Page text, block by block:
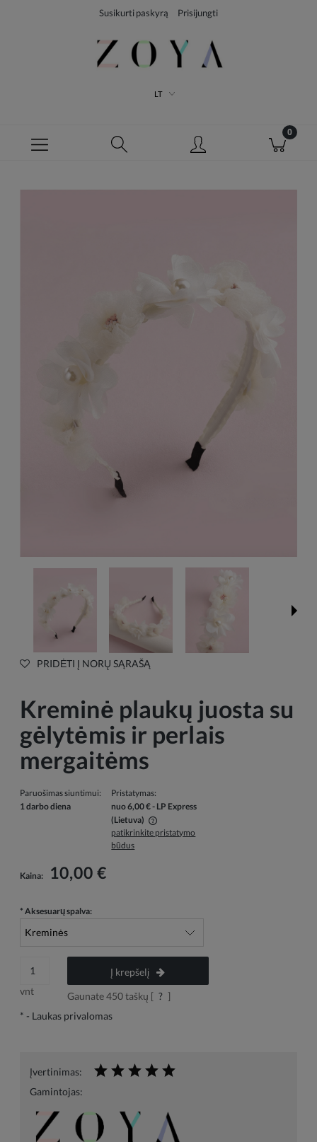
Susikurti paskyrą Prisijungti
LT
PRIDĖTI Į NORŲ SĄRAŠĄ
Kreminė plaukų juosta su
gėlytėmis ir perlais
mergaitėms
Paruošimas siuntimui:
1 darbo diena
Pristatymas:
nuo 6,00 €- LP Express
(Lietuva)
Į kainą neįskaičiuotos galimos mokėjimo išlaidos
patikrinkite pristatymo
būdus
Kaina: 10,00 €
* Aksesuarų spalva:
vnt
Į krepšelį
Gaunate450taškų [ ? ]
* - Laukas privalomas
Įvertinimas:
Gamintojas: